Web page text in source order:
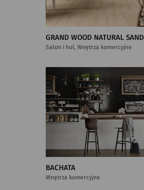
GRAND WOOD NATURAL SAND
Salon i hol, Wnętrza komercyjne
BACHATA
Wnętrza komercyjne